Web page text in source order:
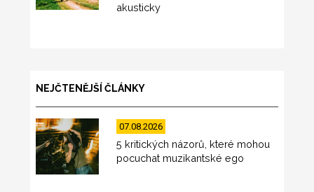
akusticky
NEJČTENĚJŠÍ ČLÁNKY
07.08.2026
5 kritických názorů, které mohou
pocuchat muzikantské ego